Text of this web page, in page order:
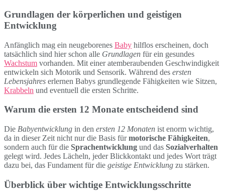
Grundlagen der körperlichen und geistigen
Entwicklung
Anfänglich mag ein neugeborenes Baby hilflos erscheinen, doch
tatsächlich sind hier schon alle Grundlagen für ein gesundes
Wachstum vorhanden. Mit einer atemberaubenden Geschwindigkeit
entwickeln sich Motorik und Sensorik. Während des ersten
Lebensjahres erlernen Babys grundlegende Fähigkeiten wie Sitzen,
Krabbeln und eventuell die ersten Schritte.
Warum die ersten 12 Monate entscheidend sind
Die Babyentwicklung in den ersten 12 Monaten ist enorm wichtig,
da in dieser Zeit nicht nur die Basis fürmotorische Fähigkeiten,
sondern auch für die Sprachentwicklung und das Sozialverhalten
gelegt wird. Jedes Lächeln, jeder Blickkontakt und jedes Wort trägt
dazu bei, das Fundament für die geistige Entwicklung zu stärken.
Überblick über wichtige Entwicklungsschritte